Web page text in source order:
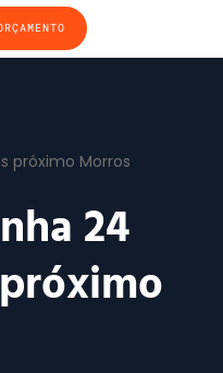
próximo Morros
24